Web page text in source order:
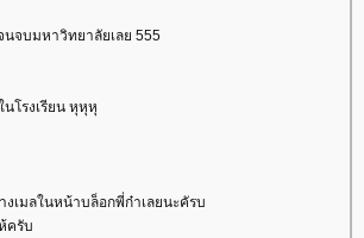
จบมหาวิทยาลัยเลย 555
โรงเรียน หุหุหุ
เมลในหน้าบล็อกพี่ก๋าเลยนะคัรบ
ครับ